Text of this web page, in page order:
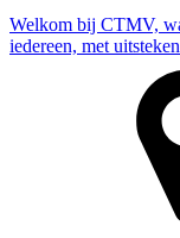
Welkom bij CTMV,
iedereen, met